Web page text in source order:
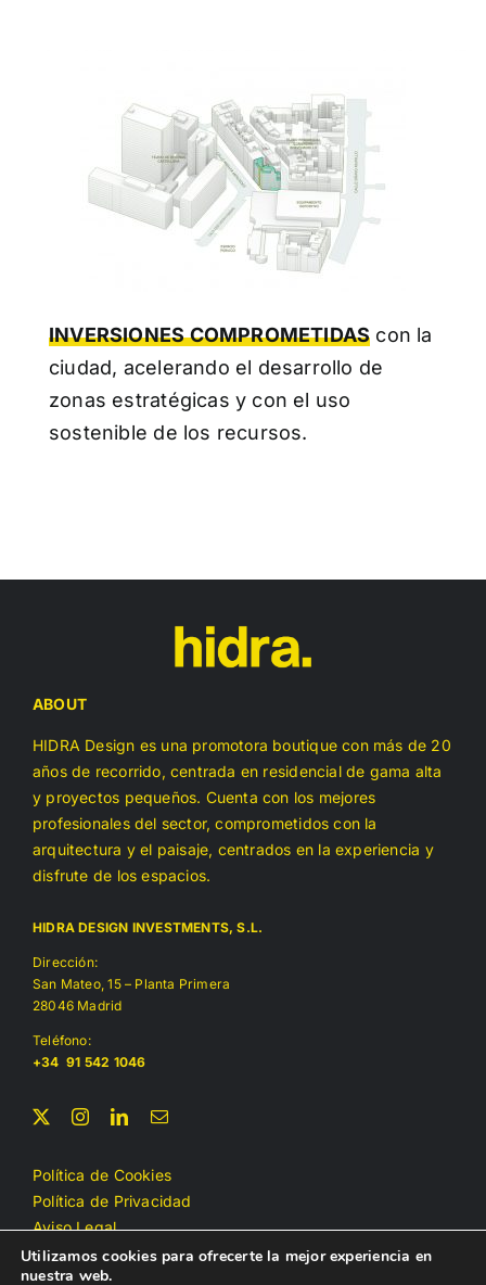
INVERSIONES COMPROMETIDAS con la
ciudad, acelerando el desarrollo de
zonas estratégicas y con el uso
sostenible de los recursos.
ABOUT
HIDRA Design es una promotora boutique con más de 20
años de recorrido, centrada en residencial de gama alta
y proyectos pequeños. Cuenta con los mejores
profesionales del sector, comprometidos con la
arquitectura y el paisaje, centrados en la experiencia y
disfrute de los espacios.
HIDRA DESIGN INVESTMENTS, S.L.
Dirección:
San Mateo, 15 – Planta Primera
28046 Madrid
Teléfono:
+34 91 542 1046
Política de Cookies
Política de Privacidad
Aviso Legal
Accesibilidad
Utilizamos cookies para ofrecerte la mejor experiencia en
nuestra web.